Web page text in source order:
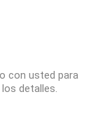
con usted para
detalles.